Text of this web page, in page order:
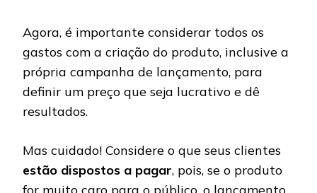
Agora, é importante considerar todos os
gastos com a criação do produto, inclusive a
própria campanha de lançamento, para
definir um preço que seja lucrativo e dê
resultados.
Mas cuidado! Considere o que seus clientes
estão dispostos a pagar, pois, se o produto
for muito caro para o público, o lançamento